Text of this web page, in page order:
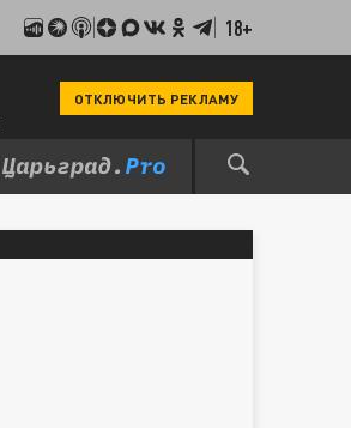
18+
ОТКЛЮЧИТЬ РЕКЛАМУ